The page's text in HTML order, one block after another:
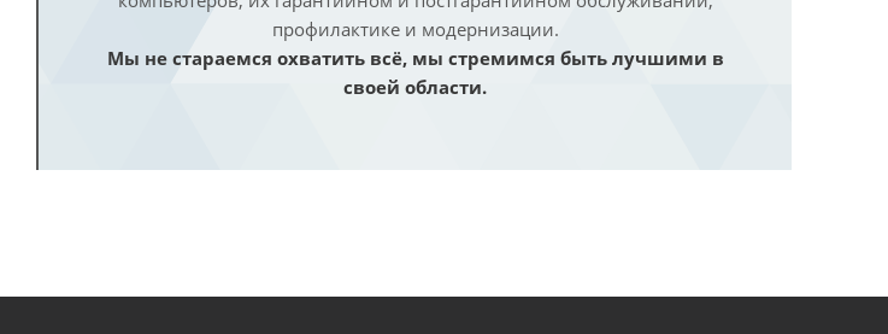
профилактике и модернизации.
Мы не стараемся охватить всё, мы стремимся быть лучшими в
своей области.